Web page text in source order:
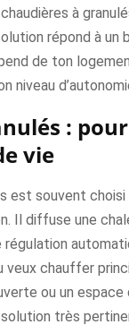
à
répond à un
de ton
niveau
:
vie
est souvent choisi
Il diffuse une
régulation
veux chauffer
ou un espace
très